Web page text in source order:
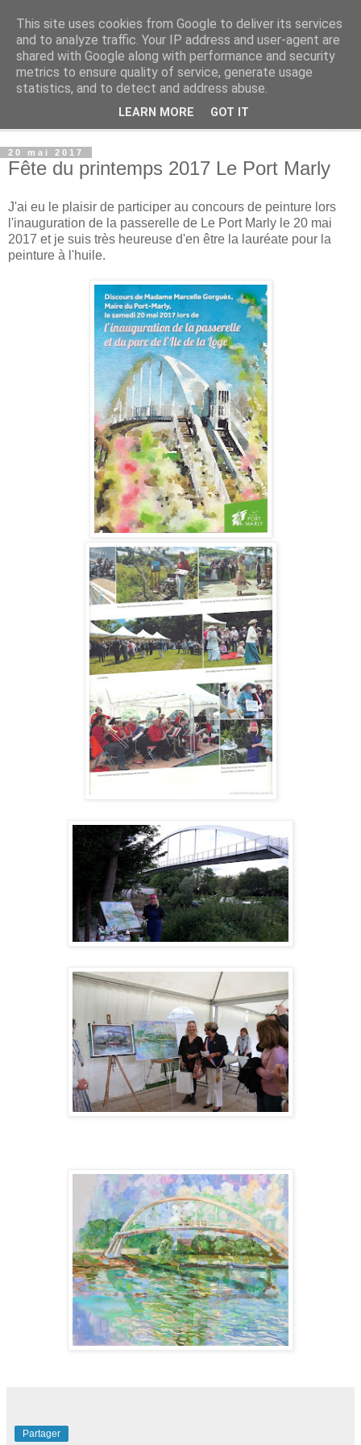
Alisa Kazakova
20 mai 2017
Fête du printemps 2017 Le Port Marly
J'ai eu le plaisir de participer au concours de peinture lors
l'inauguration de la passerelle de Le Port Marly le 20 mai
2017 et je suis très heureuse d'en être la lauréate pour la
peinture à l'huile.
Partager
This site uses cookies from Google to deliver its services
and to analyze traffic. Your IP address and user-agent are
shared with Google along with performance and security
metrics to ensure quality of service, generate usage
statistics, and to detect and address abuse.
LEARN MORE GOT IT